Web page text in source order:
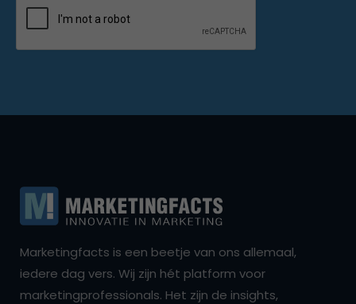
Marketingfacts is een beetje van ons allemaal,
iedere dag vers. Wij zijn hét platform voor
marketingprofessionals. Het zijn de insights,